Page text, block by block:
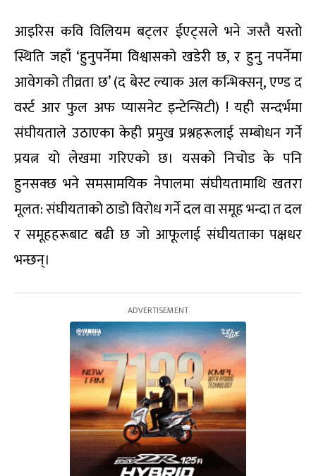
आइरिस कवि विलियम बट्लर ईएट्सले भने जस्तै यस्तो
स्थिति जहाँ ‘हुनुपर्नेमा विश्वासको खडेरी छ, र हुनु नपर्नेमा
आवेगको तीव्रता छ’ (द बेस्ट ल्याक अल कन्भिक्सन्, एण्ड द
वर्स्ट आर फुल अफ प्यासनेट इन्टेन्सिटी) ! यही सन्दर्भमा
संघीयताले उठाएका केही प्रमुख प्रश्नहरूलाई सम्बोधन गर्ने
प्रयत्न यो लेखमा गरिएको छ। यसको निचोड के पनि
हुनसक्छ भने समसामयिक नेपालमा संघीयतामाथि खतरा
मूलत: संघीयताको ठाडो विरोध गर्ने दल वा समूह भन्दा त दल
र समूहहरूबाट बढी छ जो आफूलाई संघीयताका पक्षधर
भन्छन्।